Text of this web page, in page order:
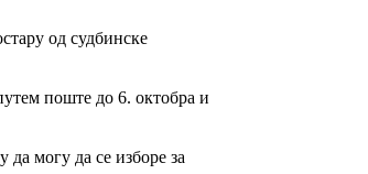
од судбинске
поште до 6. октобра и
могу да се изборе за